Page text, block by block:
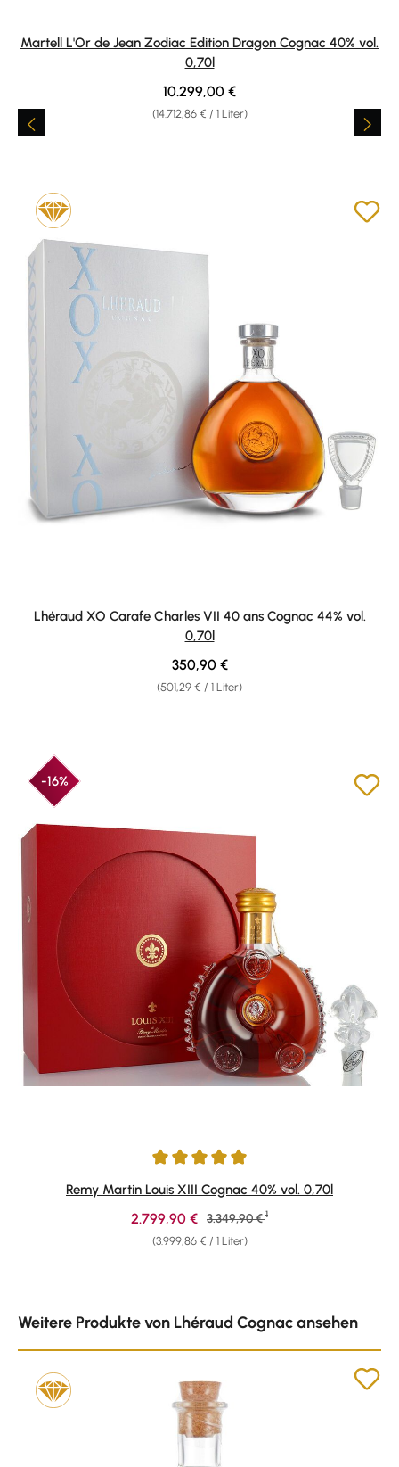
Martell L'Or de Jean Zodiac Edition Dragon Cognac 40% vol.
0,70l
(14.712,86 € / 1 Liter)
Regulärer Preis:
10.299,00 €
Lhéraud XO Carafe Charles VII 40 ans Cognac 44% vol.
0,70l
(501,29 € / 1 Liter)
Regulärer Preis:
350,90 €
-16%
Durchschnittliche Bewertung von 5 von 5 Sternen
Remy Martin Louis XIII Cognac 40% vol. 0,70l
(3.999,86 € / 1 Liter)
Verkaufspreis:
2.799,90 € Regulärer Preis:
3.349,90 € 1
Weitere Produkte von Lhéraud Cognac ansehen